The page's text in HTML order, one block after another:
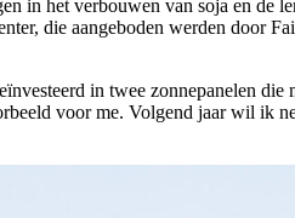
in het verbouwen van soja en de
die aangeboden werden door
in twee zonnepanelen
voor me. Volgend jaar wil ik